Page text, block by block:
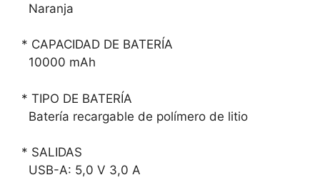
Naranja
* CAPACIDAD DE BATERÍA
10000 mAh
* TIPO DE BATERÍA
Batería recargable de polímero de litio
* SALIDAS
USB-A: 5,0 V 3,0 A